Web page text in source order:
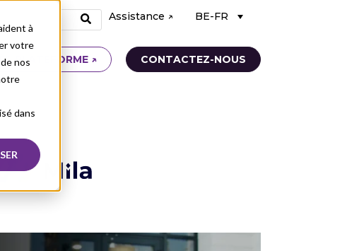
à
votre
nos
dans
Assistance ↗ BE-FR
PLATEFORME ↗ CONTACTEZ-NOUS